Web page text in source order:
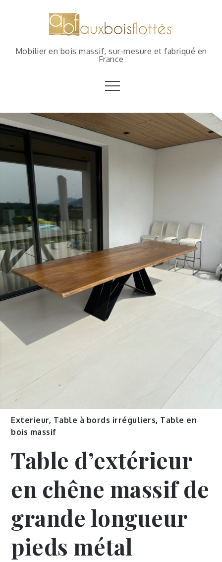
Mobilier en bois massif, sur-mesure et fabriqué en
France
Exterieur, Table à bords irréguliers, Table en
bois massif
Table d’extérieur
en chêne massif de
grande longueur
pieds métal